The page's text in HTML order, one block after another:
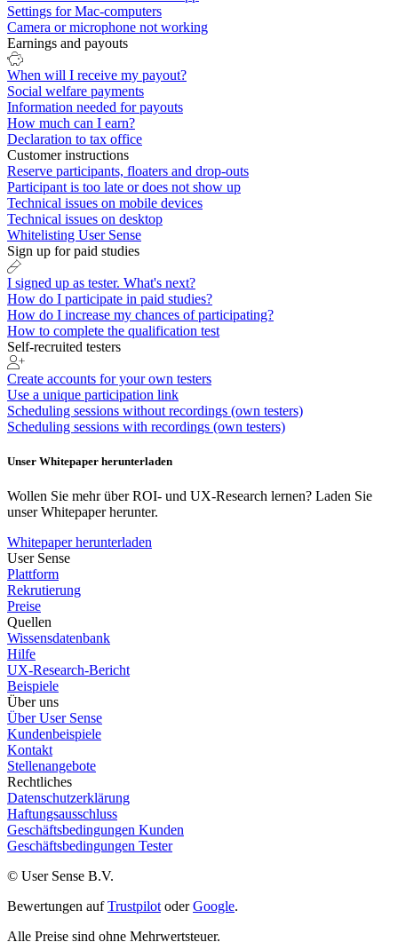
Settings for Mac-computers
Camera or microphone not working
Earnings and payouts
When will I receive my payout?
Social welfare payments
Information needed for payouts
How much can I earn?
Declaration to tax office
Customer instructions
Reserve participants, floaters and drop-outs
Participant is too late or does not show up
Technical issues on mobile devices
Technical issues on desktop
Whitelisting User Sense
Sign up for paid studies
I signed up as tester. What's next?
How do I participate in paid studies?
How do I increase my chances of participating?
How to complete the qualification test
Self-recruited testers
Create accounts for your own testers
Use a unique participation link
Scheduling sessions without recordings (own testers)
Scheduling sessions with recordings (own testers)
Unser Whitepaper herunterladen
Wollen Sie mehr über ROI- und UX-Research lernen? Laden Sie
unser Whitepaper herunter.
Whitepaper herunterladen
User Sense
Plattform
Rekrutierung
Preise
Quellen
Wissensdatenbank
Hilfe
UX-Research-Bericht
Beispiele
Über uns
Über User Sense
Kundenbeispiele
Kontakt
Stellenangebote
Rechtliches
Datenschutzerklärung
Haftungsausschluss
Geschäftsbedingungen Kunden
Geschäftsbedingungen Tester
© User Sense B.V.
Bewertungen aufTrustpilot oderGoogle.
Alle Preise sind ohne Mehrwertsteuer.